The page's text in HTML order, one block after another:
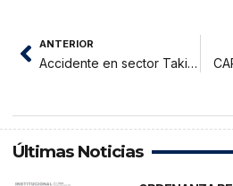
ANTERIOR
Accidente en sector Takihuasi deja una persona herida
Últimas Noticias